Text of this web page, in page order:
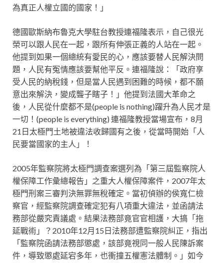
為真正人權立國的國家！」
德國歐斯納布魯克大學駐台教授連福隆表示，自己很光
榮可以跟人民在一起，跟所有伸張正義的人站在一起。
他提到如果一個總統有愛民的心，應該要替人民解決問
題，人民有冤情應該要幫他平反。連福隆說：「政府享
受人民的納稅錢，但是當人民遇到困難的時候，都不願
意出來解決，變成聾子瞎子！」他提到法國大革命之
後，人民從什麼都不是(people is nothing)躍升為人民才是
一切！(people is everything) 連福隆教授當場宣布，8月
21日太極門土地被違法收歸國有之後，從當時開始「人
民要當國家的主人」！
2005年監察院將太極門調查案選列為「第三屆監察院人
權保障工作彙總報告」之重大人權保障案件，2007年太
極門刑案三審判決無罪無稅確定。當初偵辦的侯寬仁檢
察官，經監察院調查確定犯有八項重大違法，並函請法
務部從嚴究責議處。結果法務部竟官官相護，大搞「拖
延戰術」？2010年12月15日法務部遭監察院糾正，指出
「監察院函請法務部懲處，該部竟視同一般人民陳訴案
件，導致懲處延宕多年，也衝撞五權憲法體制。」如今